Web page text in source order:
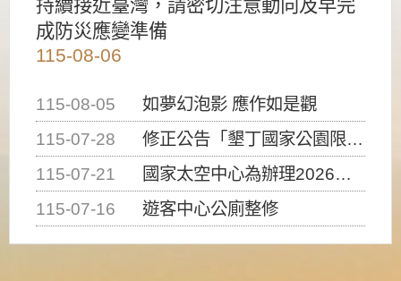
持續接近臺灣，請密切注意動向及早完
成防災應變準備
115-08-06
115-08-05
如夢幻泡影 應作如是觀
115-07-28
修正公告「墾丁國家公園限制水域遊憩活動之種類、範圍、時間及行為」，自即日生效。
115-07-21
國家太空中心為辦理2026台灣盃火箭競賽，陸、海、空域警戒及協調相關事宜，因颱風備案事宜
115-07-16
遊客中心公廁整修